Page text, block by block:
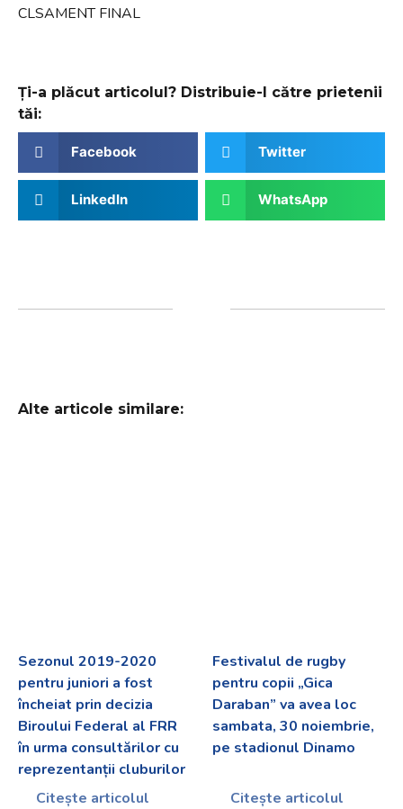
CLSAMENT FINAL
Ți-a plăcut articolul? Distribuie-l către prietenii
tăi:
Facebook Twitter
LinkedIn WhatsApp
Alte articole similare:
Sezonul 2019-2020
pentru juniori a fost
încheiat prin decizia
Biroului Federal al FRR
în urma consultărilor cu
reprezentanții cluburilor
Citește articolul
Festivalul de rugby
pentru copii „Gica
Daraban” va avea loc
sambata, 30 noiembrie,
pe stadionul Dinamo
Citește articolul